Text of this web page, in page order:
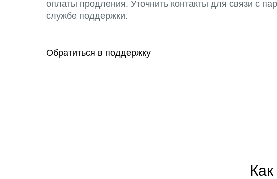
оплаты продления. Уточнить контакты для связи с
службе поддержки.
Обратиться в поддержку